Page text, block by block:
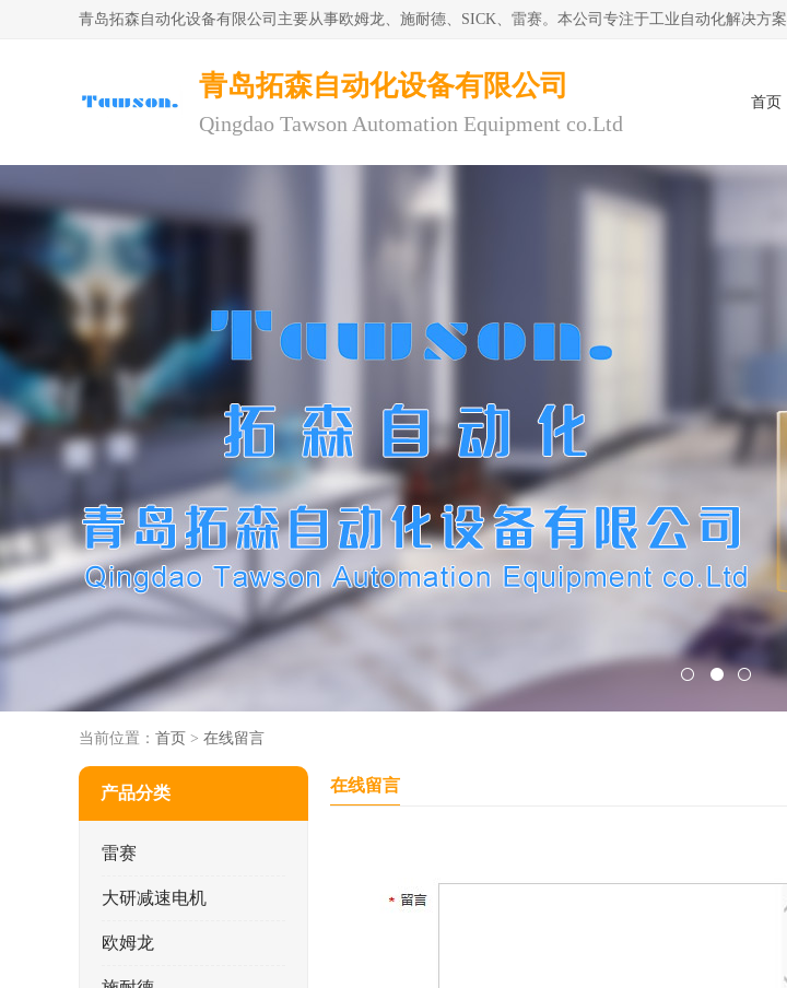
青岛拓森自动化设备有限公司主要从事欧姆龙、施耐德、SICK、雷赛。本公司专注于工业自动化解决方案
青岛拓森自动化设备有限公司
Qingdao Tawson Automation Equipment co.Ltd
首页
当前位置： 首页 > 在线留言
产品分类
雷赛
大研减速电机
欧姆龙
在线留言